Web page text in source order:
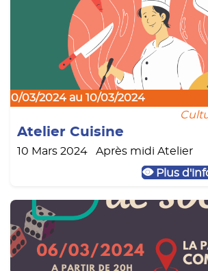
10/03/2024 au 10/03/2024
Atelier Cuisine
10 Mars 2024 Après midi Atelier
Plus